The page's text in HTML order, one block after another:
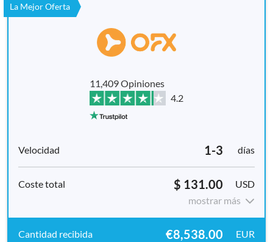
La Mejor Oferta
11,409 Opiniones
4.2
1-3 días
$ 131.00
USD
mostrar más
€8,538.00 EUR